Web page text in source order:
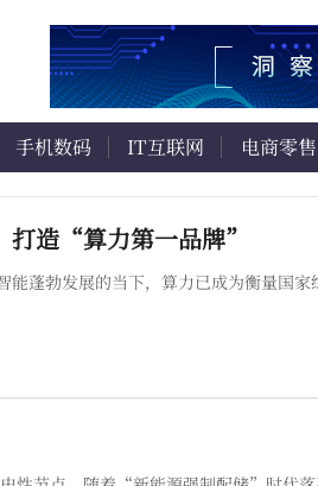
手机数码 IT互联网 电商零售
打造“算力第一品牌”
能蓬勃发展的当下，算力已成为衡量国